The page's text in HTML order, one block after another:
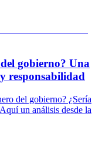
gobierno? Una
responsabilidad
del gobierno? ¿Sería
un análisis desde la